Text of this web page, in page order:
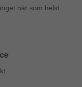
när som helst.